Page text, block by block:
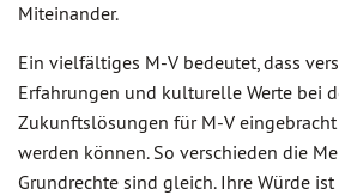
Miteinander.
Ein vielfältiges M-V bedeutet, dass
Erfahrungen und kulturelle Werte bei
Zukunftslösungen für M-V
werden können. So verschieden die
Grundrechte sind gleich. Ihre Würde